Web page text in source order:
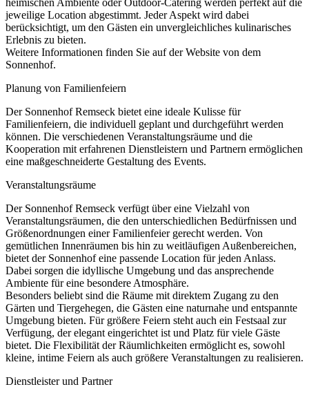
heimischen Ambiente oder Outdoor-Catering werden perfekt auf die
jeweilige Location abgestimmt. Jeder Aspekt wird dabei
berücksichtigt, um den Gästen ein unvergleichliches kulinarisches
Erlebnis zu bieten.
Weitere Informationen finden Sie auf der Website von dem
Sonnenhof.
Planung von Familienfeiern
Der Sonnenhof Remseck bietet eine ideale Kulisse für
Familienfeiern, die individuell geplant und durchgeführt werden
können. Die verschiedenen Veranstaltungsräume und die
Kooperation mit erfahrenen Dienstleistern und Partnern ermöglichen
eine maßgeschneiderte Gestaltung des Events.
Veranstaltungsräume
Der Sonnenhof Remseck verfügt über eine Vielzahl von
Veranstaltungsräumen, die den unterschiedlichen Bedürfnissen und
Größenordnungen einer Familienfeier gerecht werden. Von
gemütlichen Innenräumen bis hin zu weitläufigen Außenbereichen,
bietet der Sonnenhof eine passende Location für jeden Anlass.
Dabei sorgen die idyllische Umgebung und das ansprechende
Ambiente für eine besondere Atmosphäre.
Besonders beliebt sind die Räume mit direktem Zugang zu den
Gärten und Tiergehegen, die Gästen eine naturnahe und entspannte
Umgebung bieten. Für größere Feiern steht auch ein Festsaal zur
Verfügung, der elegant eingerichtet ist und Platz für viele Gäste
bietet. Die Flexibilität der Räumlichkeiten ermöglicht es, sowohl
kleine, intime Feiern als auch größere Veranstaltungen zu realisieren.
Dienstleister und Partner